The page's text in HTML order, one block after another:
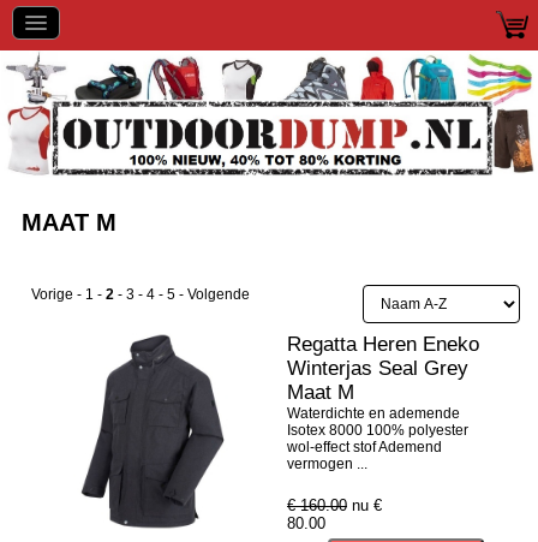
MAAT M
Vorige - 1 - 2 - 3 - 4 - 5 - Volgende
Regatta Heren Eneko
Winterjas Seal Grey
Maat M
Waterdichte en ademende
Isotex 8000 100% polyester
wol-effect stof Ademend
vermogen ...
€ 160.00 nu €
80.00